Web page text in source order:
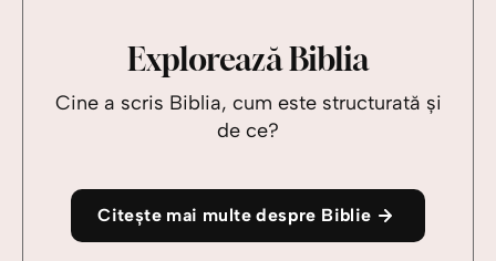
Explorează Biblia
Cine a scris Biblia, cum este structurată și
de ce?
Citește mai multe despre Biblie